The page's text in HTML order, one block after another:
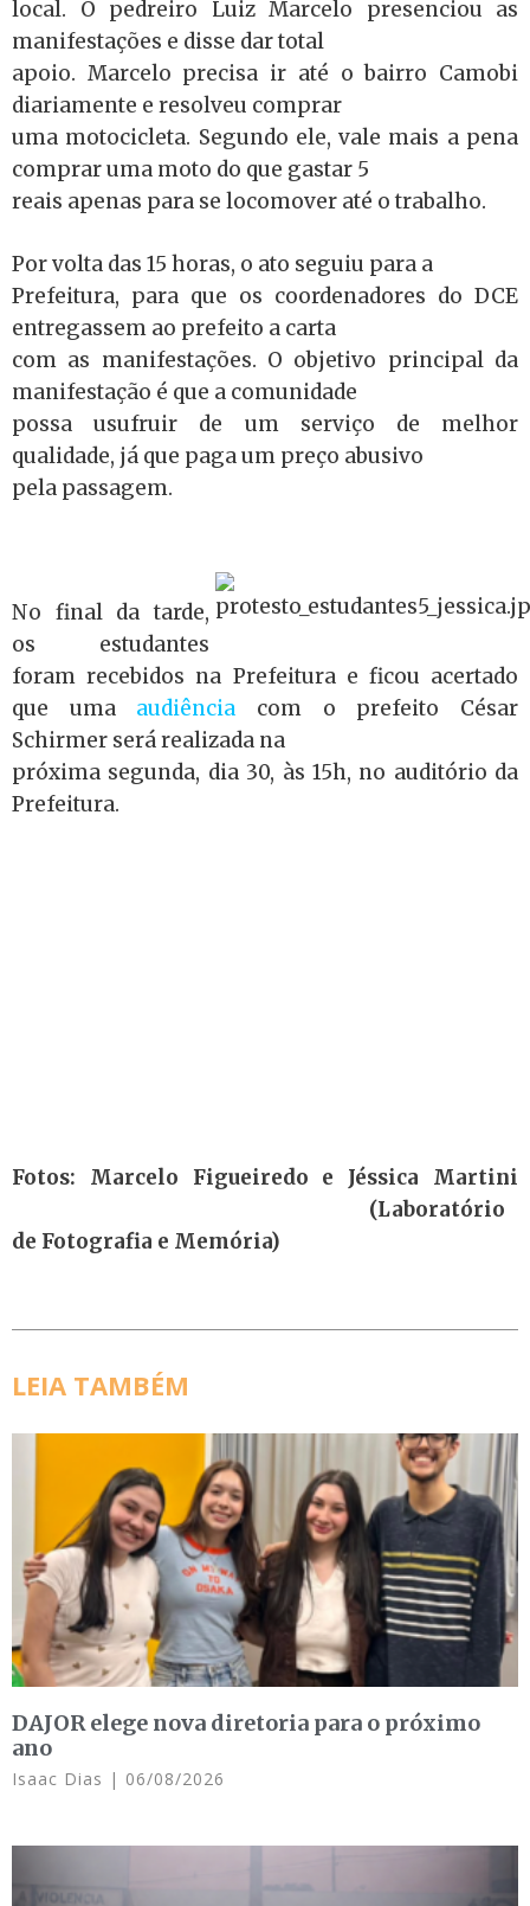
local. O pedreiro Luiz Marcelo presenciou as
manifestações e disse dar total
apoio. Marcelo precisa ir até o bairro Camobi
diariamente e resolveu comprar
uma motocicleta. Segundo ele, vale mais a pena
comprar uma moto do que gastar 5
reais apenas para se locomover até o trabalho.
Por volta das 15 horas, o ato seguiu para a
Prefeitura, para que os coordenadores do DCE
entregassem ao prefeito a carta
com as manifestações. O objetivo principal da
manifestação é que a comunidade
possa usufruir de um serviço de melhor
qualidade, já que paga um preço abusivo
pela passagem.
No final da tarde,
os estudantes
foram recebidos na Prefeitura e ficou acertado
que uma audiência com o prefeito César
Schirmer será realizada na
próxima segunda, dia 30, às 15h, no auditório da
Prefeitura.
Fotos: Marcelo Figueiredo e Jéssica Martini
(Laboratório
de Fotografia e Memória)
LEIA TAMBÉM
DAJOR elege nova diretoria para o próximo
ano
Isaac Dias 06/08/2026